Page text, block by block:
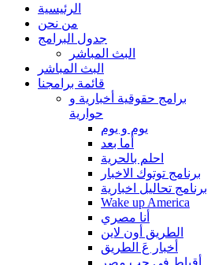
الرئيسية
من نحن
جدول البرامج
البث المباشر
البث المباشر
قائمة برامجنا
برامج حقوقية أخبارية و
حوارية
يوم و يوم
أما بعد
احلم بالحرية
برنامج توتوك الاخبار
برنامج تحاليل اخبارية
Wake up America
أنا مصري
الطريق أون لاين
أخبار عَ الطريق
أقباط فى حب مصر